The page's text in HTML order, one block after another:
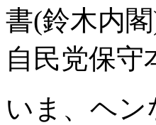
書(鈴木内
自民党保
いま、ヘン